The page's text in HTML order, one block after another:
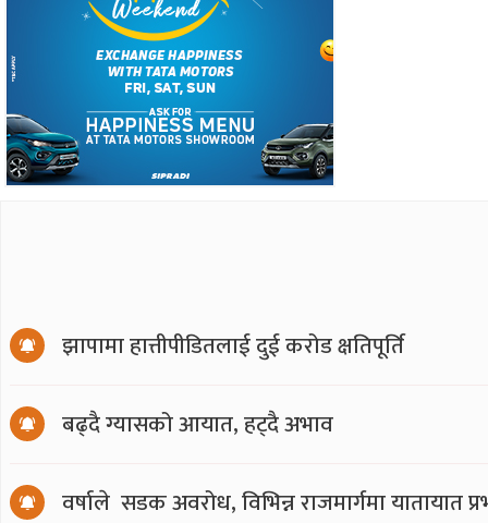
झापामा हात्तीपीडितलाई दुई करोड क्षतिपूर्ति
बढ्दै ग्यासको आयात, हट्दै अभाव
वर्षाले सडक अवरोध, विभिन्न राजमार्गमा यातायात